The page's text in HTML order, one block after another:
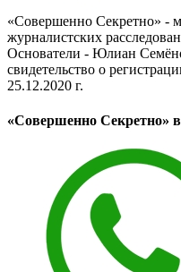
«Совершенно Секретно» -
журналистских
Основатели - Юлиан
свидетельство о
25.12.2020 г.
«Совершенно Секретно»